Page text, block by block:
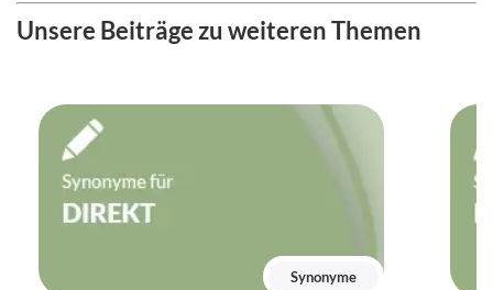
Unsere Beiträge zu weiteren Themen
Synonyme